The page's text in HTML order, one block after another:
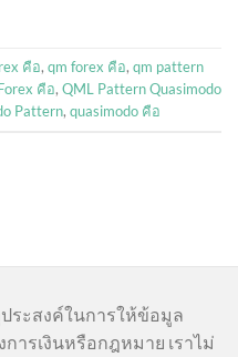
คือ, qm forex คือ, qm pattern
คือ, QML Pattern Quasimodo
Pattern, quasimodo คือ
ระสงค์ในการให้ข้อมูล
ารเงินหรือกฎหมาย เราไม่